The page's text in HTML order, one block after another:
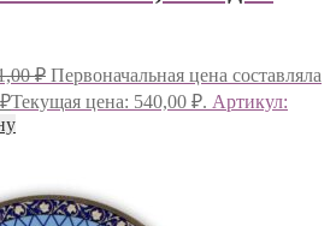
₽ Первоначальная цена составляла
₽Текущая цена: 540,00 ₽. Артикул: